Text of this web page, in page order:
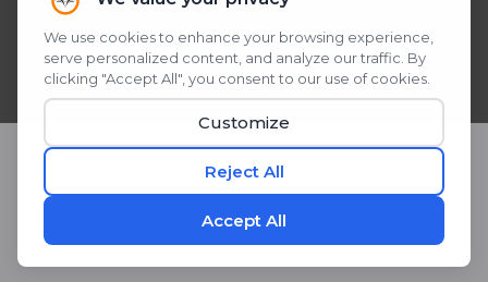
ត្រូវការជំនួយ? យើងនៅលើ WhatsApp!
ស្កេន ឬចុច QR Code
© 2026 Velovita® Inc. រក្សាសិទ្ធិគ្រប់យ៉ាង។
នៅឡើយទេ។ ផលិតផលនេះមិនមានបំណងធ្វើរោគវិនិច្ឆ័យ ព្យាបាល ឬការពារជំងឺណាមួយ